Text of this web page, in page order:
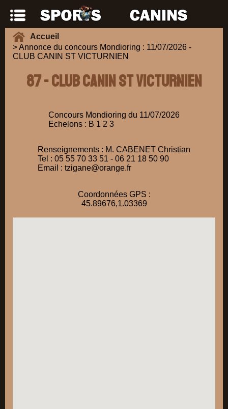
Accueil
> Annonce du concours Mondioring : 11/07/2026 -
CLUB CANIN ST VICTURNIEN
87 - CLUB CANIN ST VICTURNIEN
Concours Mondioring du 11/07/2026
Echelons : B 1 2 3
Renseignements : M. CABENET Christian
Tel : 05 55 70 33 51 - 06 21 18 50 90
Email : tzigane@orange.fr
Coordonnées GPS :
45.89676,1.03369